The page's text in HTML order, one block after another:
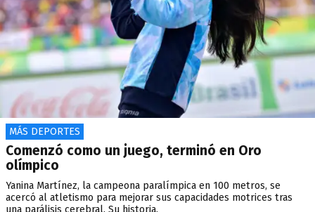
MÁS DEPORTES
Comenzó como un juego, terminó en Oro
olímpico
Yanina Martínez, la campeona paralímpica en 100 metros, se
acercó al atletismo para mejorar sus capacidades motrices tras
una parálisis cerebral. Su historia.